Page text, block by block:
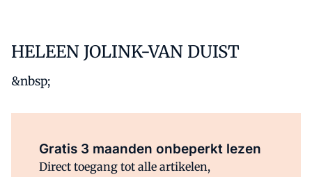
HELEEN JOLINK-VAN DUIST
&nbsp;
Gratis 3 maanden onbeperkt lezen
Direct toegang tot alle artikelen,